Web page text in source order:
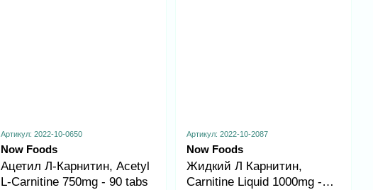
Артикул: 2022-10-0650
Now Foods
Ацетил Л-Карнитин, Acetyl
L-Carnitine 750mg - 90 tabs
Артикул: 2022-10-2087
Now Foods
Жидкий Л Карнитин,
Carnitine Liquid 1000mg -